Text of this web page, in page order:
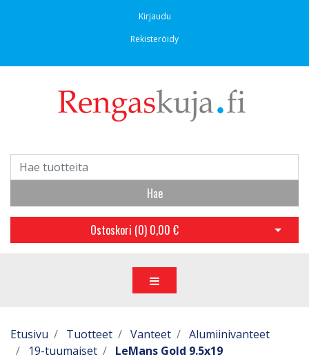
Kirjaudu
Rekisteröidy
Hae
Ostoskori (0) 0,00 € Avaa
Etusivu Tuotteet Vanteet
Alumiinivanteet
19-tuumaiset
LeMans Gold 9.5x19